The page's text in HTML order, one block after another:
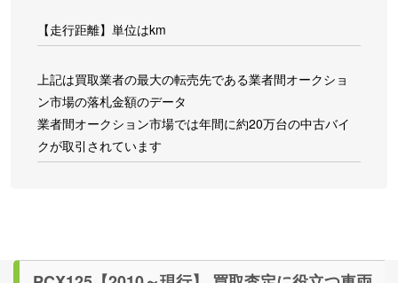
【走行距離】単位はkm
上記は買取業者の最大の転売先である業者間オークショ
ン市場の落札金額のデータ
業者間オークション市場では年間に約20万台の中古バイ
クが取引されています